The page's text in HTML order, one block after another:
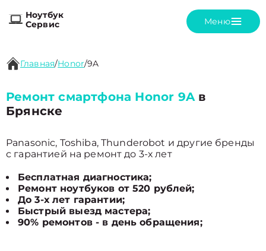
Ноутбук
Сервис
Меню
Главная/Honor/9A
Ремонт смартфона Honor 9Aв
Брянске
Panasonic, Toshiba, Thunderobot и другие бренды
с гарантией на ремонт до 3-х лет
Бесплатная диагностика;
Ремонт ноутбуков от 520 рублей;
До 3-х лет гарантии;
Быстрый выезд мастера;
90% ремонтов - в день обращения;